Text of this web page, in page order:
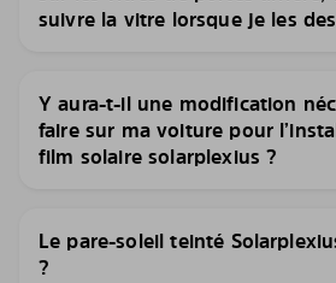
suivre la vitre lorsque je les
Y aura-t-il une modification
faire sur ma voiture pour
film solaire solarplexius ?
Le pare-soleil teinté
?